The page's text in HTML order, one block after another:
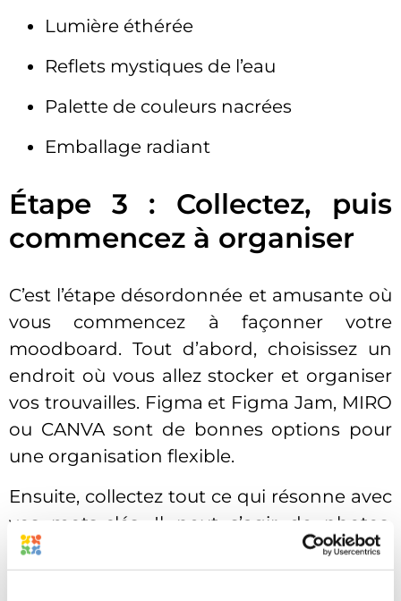
Lumière éthérée
Reflets mystiques de l’eau
Palette de couleurs nacrées
Emballage radiant
Étape 3 : Collectez, puis
commencez à organiser
C’est l’étape désordonnée et amusante où
vous commencez à façonner votre
moodboard. Tout d’abord, choisissez un
endroit où vous allez stocker et organiser
vos trouvailles. Figma et Figma Jam, MIRO
ou CANVA sont de bonnes options pour
une organisation flexible.
Ensuite, collectez tout ce qui résonne avec
vos mots-clés. Il peut s’agir de photos,
d’illustrations, de captures d’écran de
l’interface utilisateur, d’exemples